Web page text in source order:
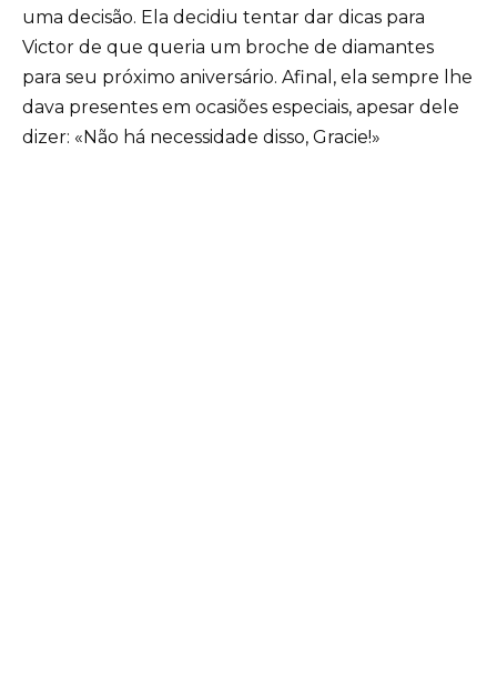
uma decisão. Ela decidiu tentar dar dicas para
Victor de que queria um broche de diamantes
para seu próximo aniversário. Afinal, ela sempre lhe
dava presentes em ocasiões especiais, apesar dele
dizer: «Não há necessidade disso, Gracie!»